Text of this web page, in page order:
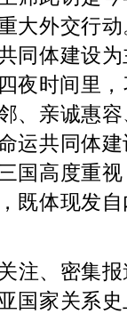
大外交行
同体建设
夜时间里
、亲诚惠
运共同体
国高度重
既体现发
注、密集
国家关系